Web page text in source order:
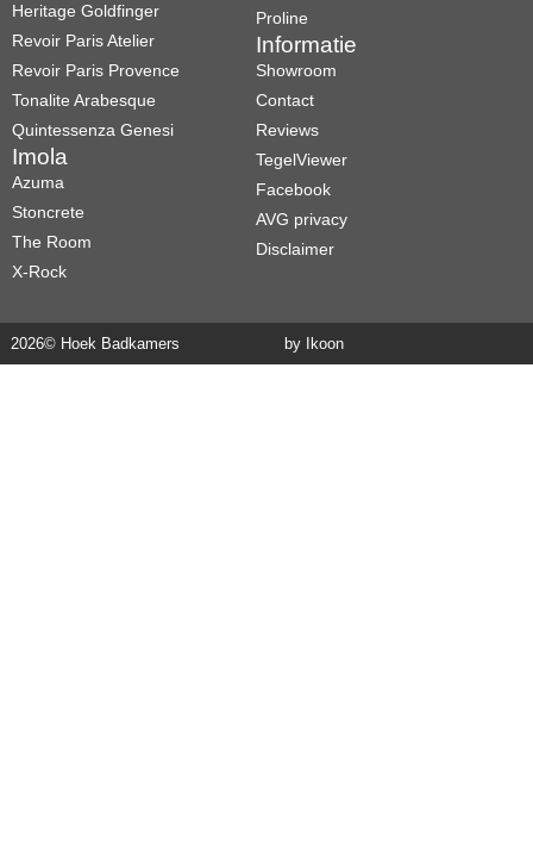
Heritage Goldfinger
Revoir Paris Atelier
Revoir Paris Provence
Tonalite Arabesque
Quintessenza Genesi
Imola
Azuma
Stoncrete
The Room
X-Rock
Proline
Informatie
Showroom
Contact
Reviews
TegelViewer
Facebook
AVG privacy
Disclaimer
2026© Hoek Badkamers by Ikoon